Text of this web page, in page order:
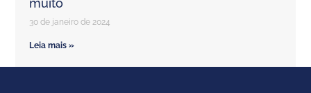
30 de janeiro de 2024
Leia mais »